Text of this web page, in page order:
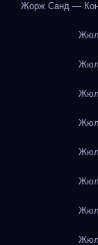
Жорж Санд —